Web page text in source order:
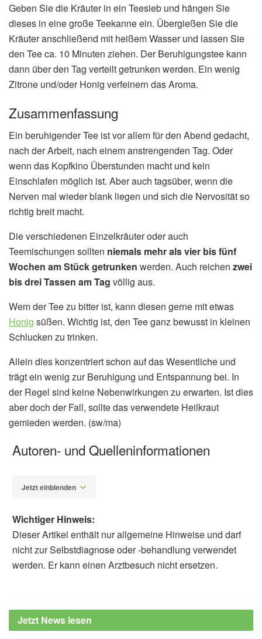
Geben Sie die Kräuter in ein Teesieb und hängen Sie
dieses in eine große Teekanne ein. Übergießen Sie die
Kräuter anschließend mit heißem Wasser und lassen Sie
den Tee ca. 10 Minuten ziehen. Der Beruhigungstee kann
dann über den Tag verteilt getrunken werden. Ein wenig
Zitrone und/oder Honig verfeinern das Aroma.
Zusammenfassung
Ein beruhigender Tee ist vor allem für den Abend gedacht,
nach der Arbeit, nach einem anstrengenden Tag. Oder
wenn das Kopfkino Überstunden macht und kein
Einschlafen möglich ist. Aber auch tagsüber, wenn die
Nerven mal wieder blank liegen und sich die Nervosität so
richtig breit macht.
Die verschiedenen Einzelkräuter oder auch
Teemischungen sollten niemals mehr als vier bis fünf
Wochen am Stück getrunken werden. Auch reichen zwei
bis drei Tassen am Tag völlig aus.
Wem der Tee zu bitter ist, kann diesen gerne mit etwas
Honig süßen. Wichtig ist, den Tee ganz bewusst in kleinen
Schlucken zu trinken.
Allein dies konzentriert schon auf das Wesentliche und
trägt ein wenig zur Beruhigung und Entspannung bei. In
der Regel sind keine Nebenwirkungen zu erwarten. Ist dies
aber doch der Fall, sollte das verwendete Heilkraut
gemieden werden. (sw/ma)
Autoren- und Quelleninformationen
Jetzt einblenden
Pia Dahlem, Gabi Freiburg: "Das große Buch
vom Tee", Moewig, 2000
Wichtiger Hinweis:
Dieser Artikel enthält nur allgemeine Hinweise und darf
nicht zur Selbstdiagnose oder -behandlung verwendet
werden. Er kann einen Arztbesuch nicht ersetzen.
Jetzt News lesen